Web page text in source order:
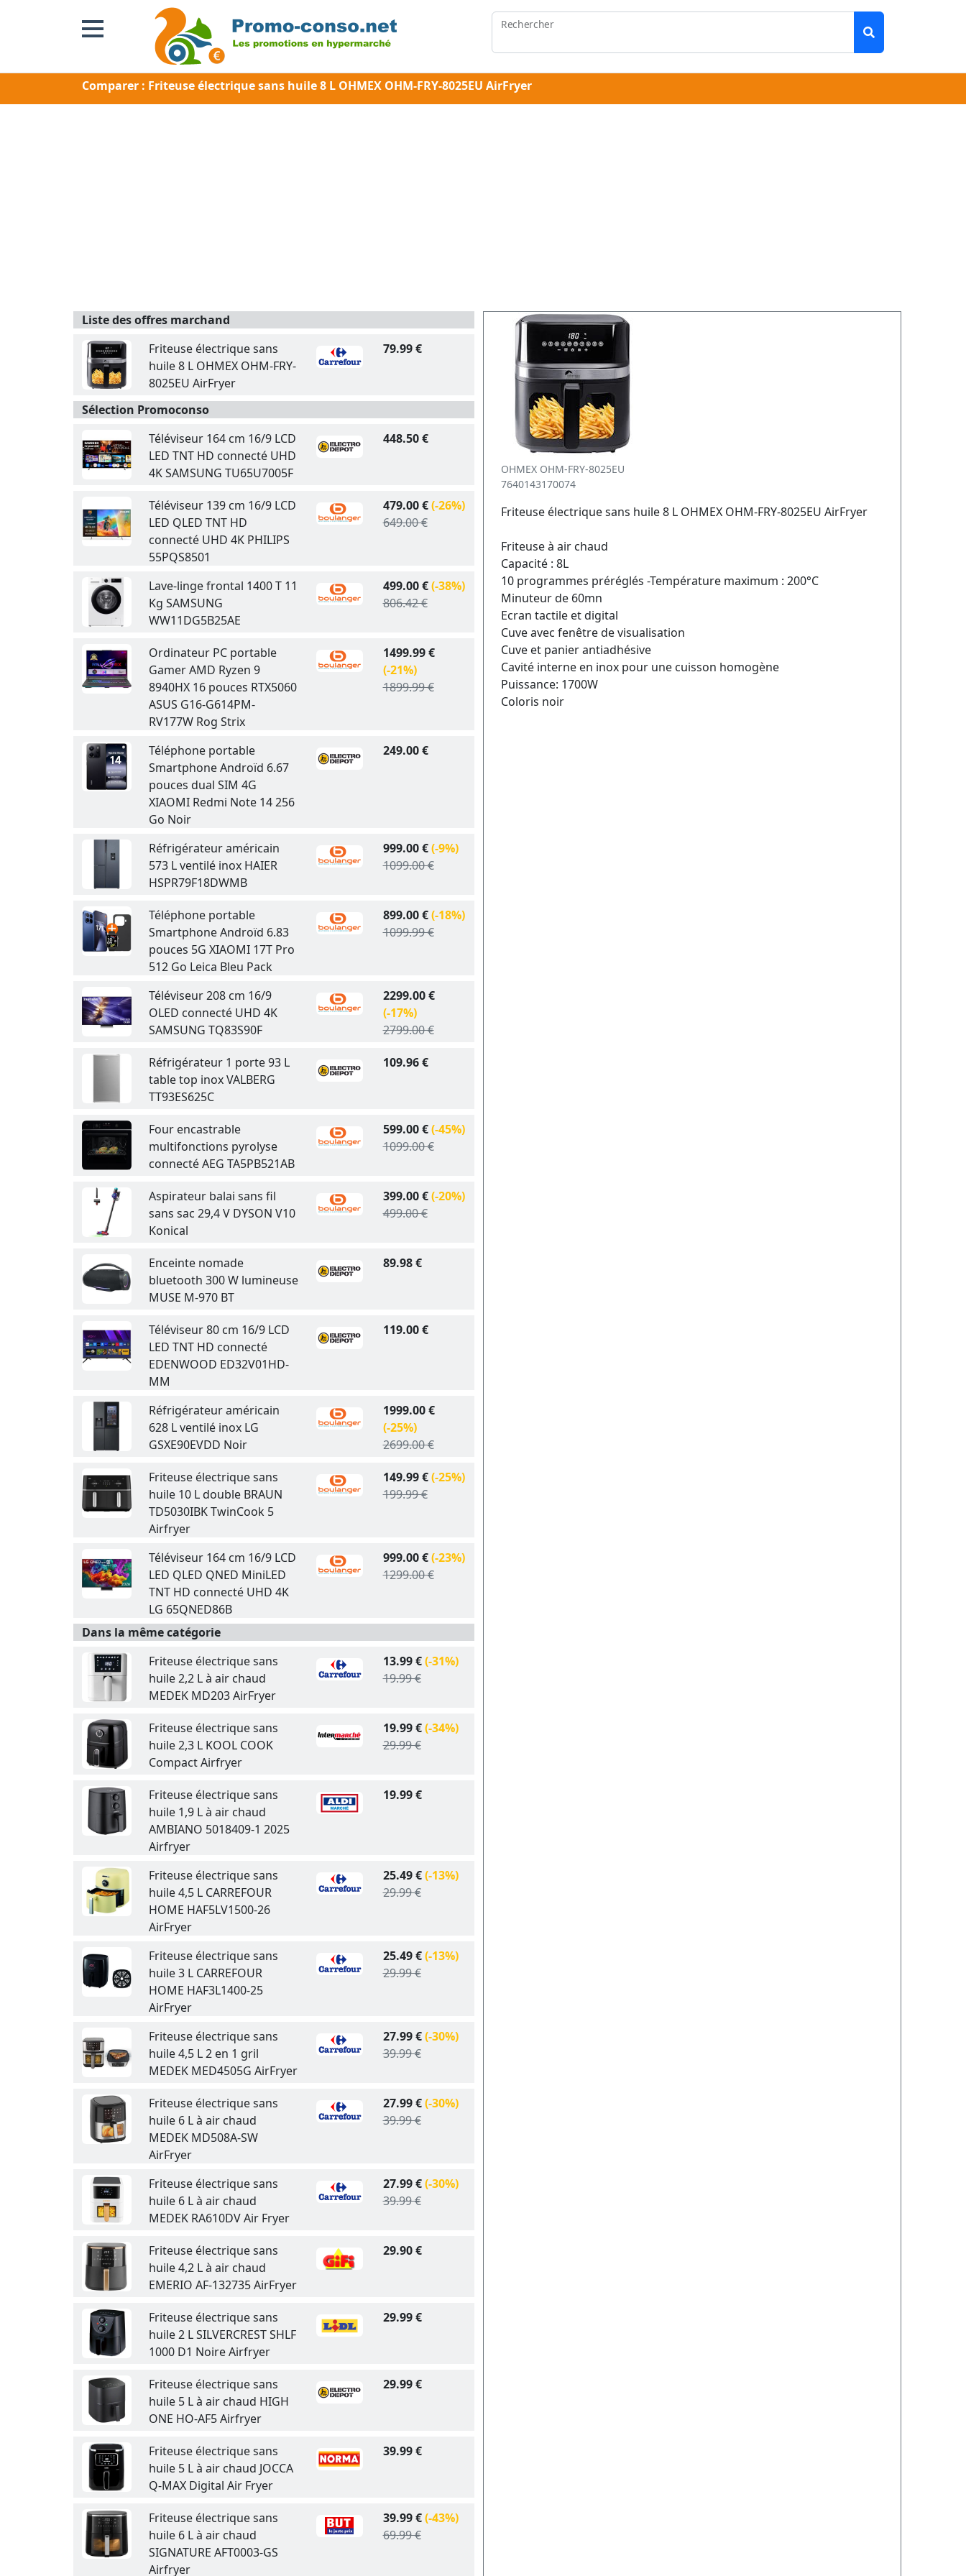
Rechercher
Comparer : Friteuse électrique sans huile 8 L OHMEX OHM-FRY-8025EU AirFryer
Liste des offres marchand
Friteuse électrique sans
huile 8 L OHMEX OHM-FRY-
8025EU AirFryer
79.99 €
Sélection Promoconso
Téléviseur 164 cm 16/9 LCD
LED TNT HD connecté UHD
4K SAMSUNG TU65U7005F
448.50 €
Téléviseur 139 cm 16/9 LCD
LED QLED TNT HD
connecté UHD 4K PHILIPS
55PQS8501
479.00 €(-26%)
649.00 €
Lave-linge frontal 1400 T 11
Kg SAMSUNG
WW11DG5B25AE
499.00 €(-38%)
806.42 €
Ordinateur PC portable
Gamer AMD Ryzen 9
8940HX 16 pouces RTX5060
ASUS G16-G614PM-
RV177W Rog Strix
1499.99 €
(-21%)
1899.99 €
Téléphone portable
Smartphone Androïd 6.67
pouces dual SIM 4G
XIAOMI Redmi Note 14 256
Go Noir
249.00 €
Réfrigérateur américain
573 L ventilé inox HAIER
HSPR79F18DWMB
999.00 €(-9%)
1099.00 €
Téléphone portable
Smartphone Androïd 6.83
pouces 5G XIAOMI 17T Pro
512 Go Leica Bleu Pack
899.00 €(-18%)
1099.99 €
Téléviseur 208 cm 16/9
OLED connecté UHD 4K
SAMSUNG TQ83S90F
2299.00 €
(-17%)
2799.00 €
Réfrigérateur 1 porte 93 L
table top inox VALBERG
TT93ES625C
109.96 €
Four encastrable
multifonctions pyrolyse
connecté AEG TA5PB521AB
599.00 €(-45%)
1099.00 €
Aspirateur balai sans fil
sans sac 29,4 V DYSON V10
Konical
399.00 €(-20%)
499.00 €
Enceinte nomade
bluetooth 300 W lumineuse
MUSE M-970 BT
89.98 €
Téléviseur 80 cm 16/9 LCD
LED TNT HD connecté
EDENWOOD ED32V01HD-
MM
119.00 €
Réfrigérateur américain
628 L ventilé inox LG
GSXE90EVDD Noir
1999.00 €
(-25%)
2699.00 €
Friteuse électrique sans
huile 10 L double BRAUN
TD5030IBK TwinCook 5
Airfryer
149.99 €(-25%)
199.99 €
Téléviseur 164 cm 16/9 LCD
LED QLED QNED MiniLED
TNT HD connecté UHD 4K
LG 65QNED86B
999.00 €(-23%)
1299.00 €
Dans la même catégorie
Friteuse électrique sans
huile 2,2 L à air chaud
MEDEK MD203 AirFryer
13.99 €(-31%)
19.99 €
Friteuse électrique sans
huile 2,3 L KOOL COOK
Compact Airfryer
19.99 €(-34%)
29.99 €
Friteuse électrique sans
huile 1,9 L à air chaud
AMBIANO 5018409-1 2025
Airfryer
19.99 €
Friteuse électrique sans
huile 4,5 L CARREFOUR
HOME HAF5LV1500-26
AirFryer
25.49 €(-13%)
29.99 €
Friteuse électrique sans
huile 3 L CARREFOUR
HOME HAF3L1400-25
AirFryer
25.49 €(-13%)
29.99 €
Friteuse électrique sans
huile 4,5 L 2 en 1 gril
MEDEK MED4505G AirFryer
27.99 €(-30%)
39.99 €
Friteuse électrique sans
huile 6 L à air chaud
MEDEK MD508A-SW
AirFryer
27.99 €(-30%)
39.99 €
Friteuse électrique sans
huile 6 L à air chaud
MEDEK RA610DV Air Fryer
27.99 €(-30%)
39.99 €
Friteuse électrique sans
huile 4,2 L à air chaud
EMERIO AF-132735 AirFryer
29.90 €
Friteuse électrique sans
huile 2 L SILVERCREST SHLF
1000 D1 Noire Airfryer
29.99 €
Friteuse électrique sans
huile 5 L à air chaud HIGH
ONE HO-AF5 Airfryer
29.99 €
Friteuse électrique sans
huile 5 L à air chaud JOCCA
Q-MAX Digital Air Fryer
39.99 €
Friteuse électrique sans
huile 6 L à air chaud
SIGNATURE AFT0003-GS
Airfryer
39.99 €(-43%)
69.99 €
OHMEX OHM-FRY-8025EU
7640143170074
Friteuse électrique sans huile 8 L OHMEX OHM-FRY-8025EU AirFryer
Friteuse à air chaud
Capacité : 8L
10 programmes préréglés -Température maximum : 200°C
Minuteur de 60mn
Ecran tactile et digital
Cuve avec fenêtre de visualisation
Cuve et panier antiadhésive
Cavité interne en inox pour une cuisson homogène
Puissance: 1700W
Coloris noir